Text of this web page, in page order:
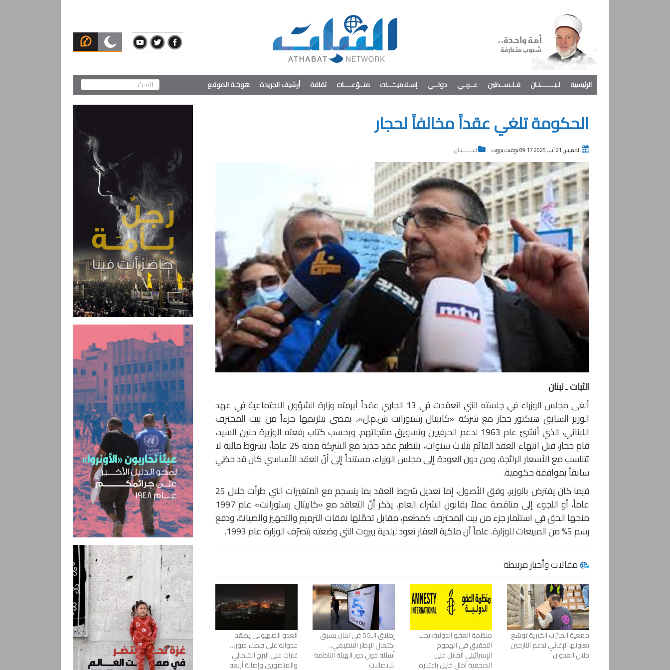
الرئيسية لـبـــــــنـان فـلـســطين عــربـي دولــي إسـلاميــّـــات منــوّعــــات ثقافة أرشيف الجريدة هويـّـة الموقع
الحكومة تلغي عقداً مخالفاً لحجار
الخميس 21 آب , 2025 09:17 توقيت بيروت لـبـــــــنـان
الثبات ـ لبنان
ألغى مجلس الوزراء في جلسته التي انعقدت في 13 الجاري عقداً أبرمته وزارة الشؤون الاجتماعية في عهد
الوزير السابق هيكتور حجار مع شركة «كابيتال رستورانت ش.م.ل»، يقضي بتلزيمها جزءاً من بيت المحترف
اللبناني، الذي أنشئ عام 1963 لدعم الحرفيين وتسويق منتجاتهم. وبحسب كتاب رفعته الوزيرة حنين السيد،
قام حجار، قبل انتهاء العقد القائم بثلاث سنوات، بتنظيم عقد جديد مع الشركة مدته 25 عاماً، بشروط مالية لا
تتناسب مع الأسعار الرائجة، ومن دون العودة إلى مجلس الوزراء، مستنداً إلى أنّ العقد الأساسي كان قد حظي
سابقاً بموافقة حكومية.
فيما كان يفترض بالوزير، وفق الأصول، إما تعديل شروط العقد بما ينسجم مع المتغيرات التي طرأت خلال 25
عاماً، أو اللجوء إلى مناقصة عملاً بقانون الشراء العام. يذكر أنّ التعاقد مع «كابيتال رستورانت» عام 1997
منحها الحق في استثمار جزء من بيت المحترف كمطعم، مقابل تحمّلها نفقات الترميم والتجهيز والصيانة، ودفع
رسم 5% من المبيعات للوزارة. علماً أن ملكية العقار تعود لبلدية بيروت التي وضعته بتصرّف الوزارة عام 1993.
مقالات وأخبار مرتبطة
جمعية المبرّات الخيرية توسّع
تعاونها الإغاثي لدعم النازحين
خلال العدوان
منظمة العفو الدولية: يجب
التحقيق في الهجوم
الإسرائيلي القاتل على
الصحفية آمال خليل باعتباره
إطلاق الـ5G في لبنان يسبق
اكتمال الإطار التنظيمي..
أسئلة حول دور الهيئة الناظمة
للاتصالات
العدو الصهيوني يصعّد
عدوانه على قضاء صور…
غارات على البرج الشمالي
والمنصوري وإصابة أربعة